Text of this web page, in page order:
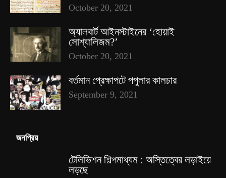
October 20, 2021
অ্যালবার্ট আইনস্টাইনের ‘হোয়াই
সোশ্যালিজম?’
October 20, 2021
বর্তমান প্রেক্ষাপটে পপুলার কালচার
September 9, 2021
জনপ্রিয়
টেলিভিশন শিল্পমাধ্যম : অস্তিত্বের লড়াইয়ে
লড়ছে